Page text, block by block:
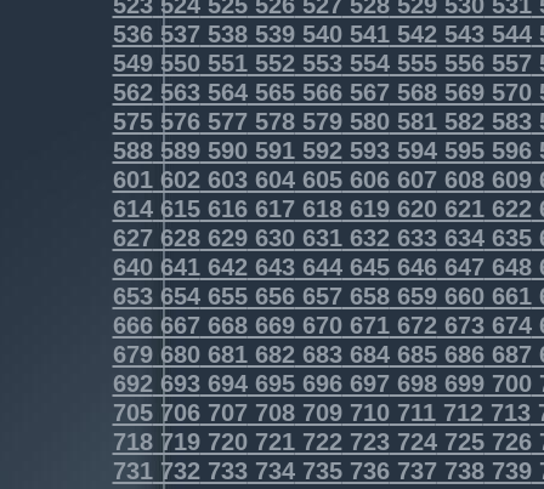
536537538539540541542543544
549550551552553554555556557
562563564565566567568569570
575576577578579580581582583
588589590591592593594595596
601602603604605606607608609
614615616617618619620621622
627628629630631632633634635
640641642643644645646647648
653654655656657658659660661
666667668669670671672673674
679680681682683684685686687
692693694695696697698699700
705706707708709710711712713
718719720721722723724725726
731732733734735736737738739